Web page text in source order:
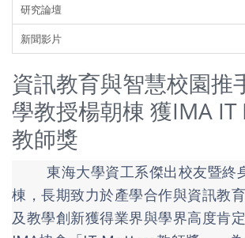
研究論壇
新聞影片
資訊教育與智慧校園推
學教授楊朝棟 獲IMA
教師獎
東海大學資工系傑出校友暨終
棟，長期致力於產學合作與資訊教
及教學創新獲得業界與學界高度肯